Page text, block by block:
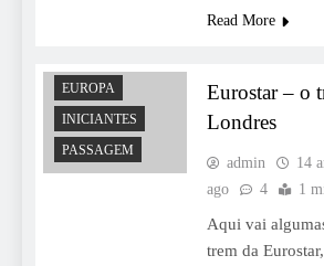
Read More
EUROPA
INICIANTES
PASSAGEM
Eurostar – o
Londres
admin
14
ago
4 1
Aqui vai
trem da